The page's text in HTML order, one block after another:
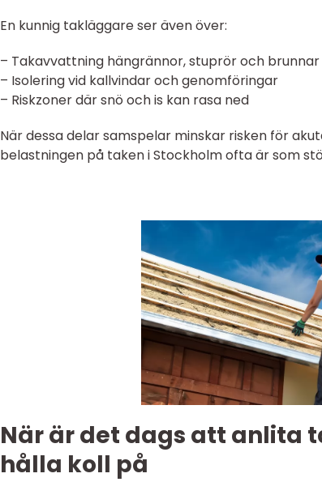
En kunnig takläggare ser även över:
– Takavvattning hängrännor, stuprör och brunnar
– Isolering vid kallvindar och genomföringar
– Riskzoner där snö och is kan rasa ned
När dessa delar samspelar minskar risken för
belastningen på taken i Stockholm ofta är som
När är det dags att anlita
hålla koll på